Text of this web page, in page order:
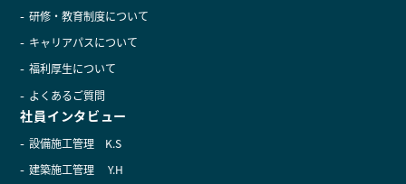
研修・教育制度について
キャリアパスについて
福利厚生について
よくあるご質問
社員インタビュー
設備施工管理 K.S
建築施工管理 Y.H